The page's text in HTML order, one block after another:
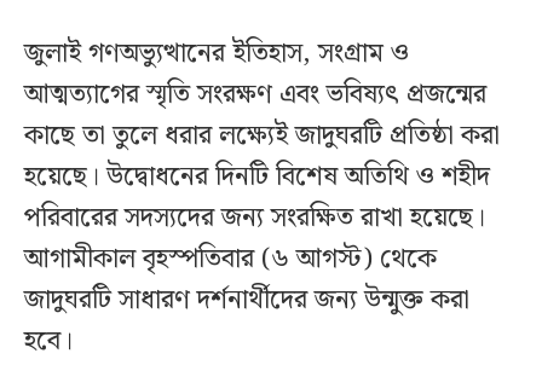
জুলাই গণঅভ্যুত্থানের ইতিহাস, সংগ্রাম ও
আত্মত্যাগের স্মৃতি সংরক্ষণ এবং ভবিষ্যৎ প্রজন্মের
কাছে তা তুলে ধরার লক্ষ্যেই জাদুঘরটি প্রতিষ্ঠা করা
হয়েছে। উদ্বোধনের দিনটি বিশেষ অতিথি ও শহীদ
পরিবারের সদস্যদের জন্য সংরক্ষিত রাখা হয়েছে।
আগামীকাল বৃহস্পতিবার (৬ আগস্ট) থেকে
জাদুঘরটি সাধারণ দর্শনার্থীদের জন্য উন্মুক্ত করা
হবে।